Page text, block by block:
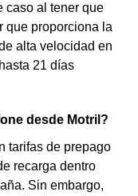
caso al tener que
que proporciona la
alta velocidad en
21 días
desde Motril?
tarifas de prepago
recarga dentro
Sin embargo,